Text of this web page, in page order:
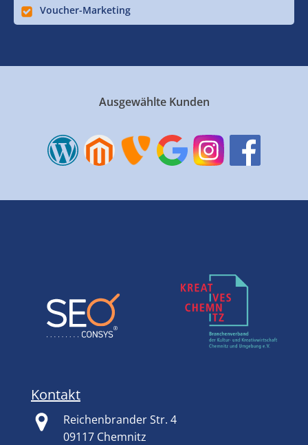
Voucher-Marketing
Ausgewählte Kunden
Kontakt
Reichenbrander Str. 4
09117 Chemnitz